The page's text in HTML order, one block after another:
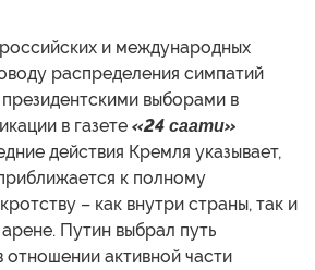
и международных
распределения симпатий
выборами в
в газете «24 саати»
действия Кремля указывает,
к полному
– как внутри страны, так и
Путин выбрал путь
отношении активной части